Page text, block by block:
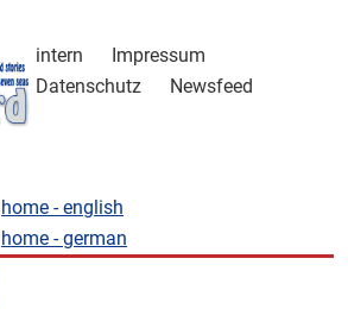
intern
Impressum
Datenschutz
Newsfeed
home - english
home - german